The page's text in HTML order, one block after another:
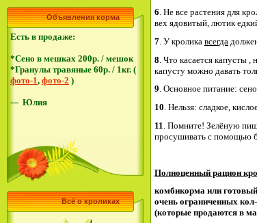
Объявления корма
Есть в продаже:
*Сено в мешках 200р. / мешок
*Гранулы травяные 60р. / 1кг. (
фото-1, фото-2 )
--- Юлия
Всё о кроликах
6. Не все растения для
вех ядовитый, лютик
7 . У кролика всегда
8 . Что касается капусты
капусту можно давать
9. Основное питание:
10 . Нельзя: сладкое,
11 . Помните! Зелёную
просушивать с помощью
Полноценный рацион
комбикорма или
очень ограниченных
(которые продаются в